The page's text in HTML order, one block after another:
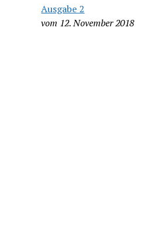
Ausgabe 2
vom 12. November 2018